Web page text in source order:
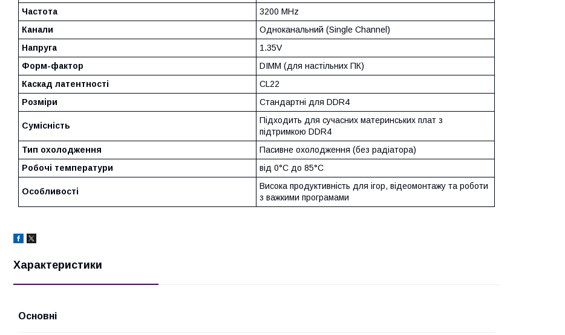
Частота
3200 MHz
Канали
Одноканальний (Single Channel)
Напруга
1.35V
Форм-фактор
DIMM (для настільних ПК)
Каскад латентності
CL22
Розміри
Стандартні для DDR4
Сумісність
Підходить для сучасних материнських плат з
підтримкою DDR4
Тип охолодження
Пасивне охолодження (без радіатора)
Робочі температури
від 0°C до 85°C
Особливості
Висока продуктивність для ігор, відеомонтажу та роботи
з важкими програмами
Характеристики
Основні